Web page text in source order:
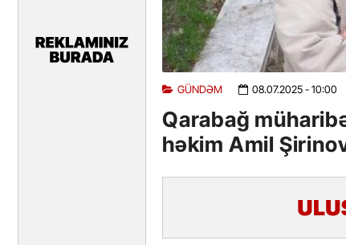
GÜNDƏM 08.07.2025- 10:00
Qarabağ
həkim Amil